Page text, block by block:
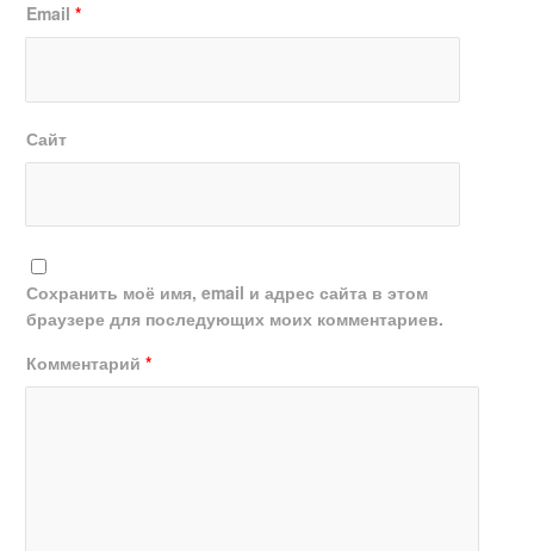
Email*
Сайт
Сохранить моё имя, email и адрес сайта в этом
браузере для последующих моих комментариев.
Комментарий*